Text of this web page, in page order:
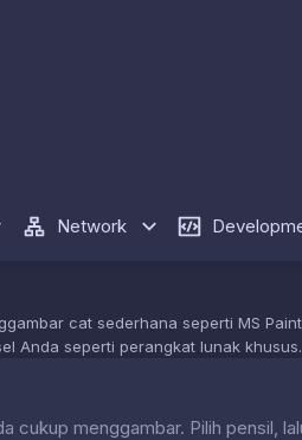
Network
cat sederhana seperti MS
Anda seperti perangkat lunak
cukup menggambar. Pilih pensil,